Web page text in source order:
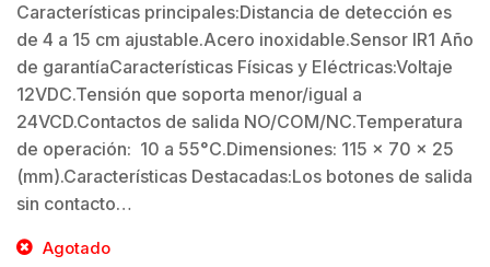
$
Características principales:Distancia de detección es
de 4 a 15 cm ajustable.Acero inoxidable.Sensor IR1 Año
de garantíaCaracterísticas Físicas y Eléctricas:Voltaje
12VDC.Tensión que soporta menor/igual a
24VCD.Contactos de salida NO/COM/NC.Temperatura
de operación: 10 a 55°C.Dimensiones: 115 x 70 x 25
(mm).Características Destacadas:Los botones de salida
sin contacto…
Agotado